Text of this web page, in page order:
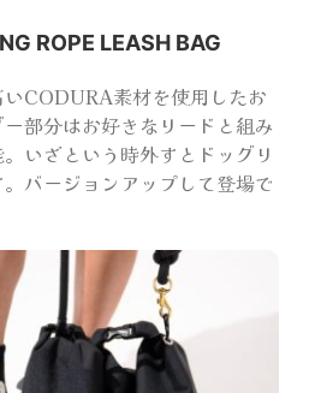
ROPE LEASH BAG
CODURA素材を使用したお
部分はお好きなリードと組み
いざという時外すとドッグリ
バージョンアップして登場で